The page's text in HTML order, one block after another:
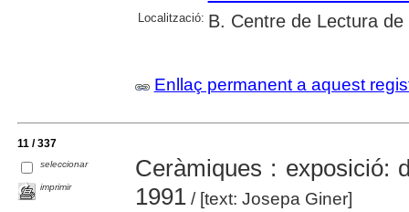
Localització: B. Centre de Lectura de
Enllaç permanent a aquest
11 / 337
seleccionar
imprimir
Ceràmiques : exposició:
1991/ [text: Josepa Giner]